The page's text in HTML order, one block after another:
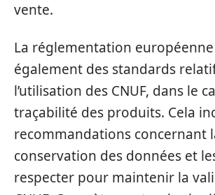
vente.
La réglementation
également des standards
l’utilisation des CNUF, dans le
traçabilité des produits. Cela
recommandations concernant
conservation des données et
respecter pour maintenir la